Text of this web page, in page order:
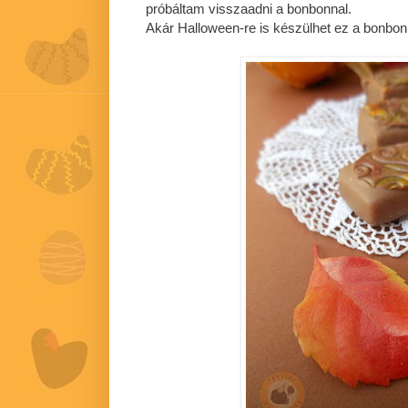
próbáltam visszaadni a bonbonnal.
Akár Halloween-re is készülhet ez a